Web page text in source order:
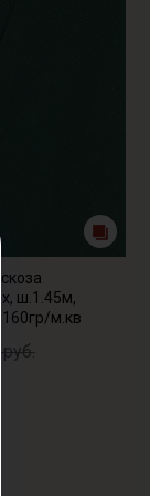
ш.1.45м,
160гр/м.кв
руб.